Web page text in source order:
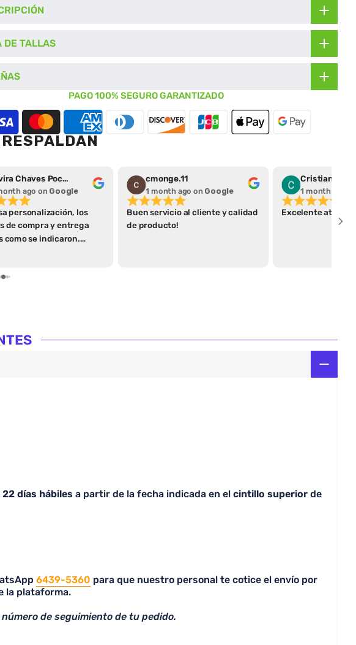
DE TALLAS
PAGO 100% SEGURO GARANTIZADO
Elvira Chaves Pochet
ago on Google
personalización, los
de compra y entrega
como se indicaron.
cmonge.11
1 month ago on Google
Buen servicio al cliente y calidad
de producto!
Cristian
1 month ago
Excelente
22 días hábiles a partir de la fecha indicada en el cintillo superior de
6439-5360 para que nuestro personal te cotice el envío por
la plataforma.
de seguimiento de tu pedido.